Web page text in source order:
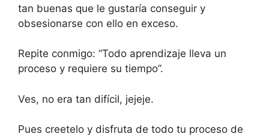
tan buenas que le gustaría conseguir y
obsesionarse con ello en exceso.
Repite conmigo: “Todo aprendizaje lleva un
proceso y requiere su tiempo”.
Ves, no era tan difícil, jejeje.
Pues creetelo y disfruta de todo tu proceso de